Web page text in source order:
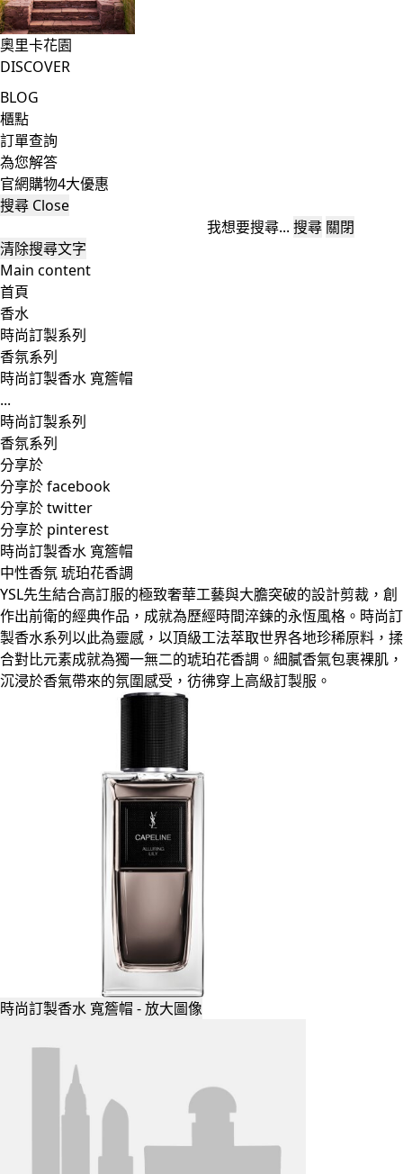
奧里卡花園
DISCOVER
BLOG
櫃點
訂單查詢
為您解答
官網購物4大優惠
搜尋 Close
我想要搜尋... 搜尋 關閉
清除搜尋文字
Main content
首頁
香水
時尚訂製系列
香氛系列
時尚訂製香水 寬簷帽
...
時尚訂製系列
香氛系列
分享於
分享於 facebook
分享於 twitter
分享於 pinterest
時尚訂製香水 寬簷帽
中性香氛 琥珀花香調
YSL先生結合高訂服的極致奢華工藝與大膽突破的設計剪裁，創
作出前衛的經典作品，成就為歷經時間淬鍊的永恆風格。時尚訂
製香水系列以此為靈感，以頂級工法萃取世界各地珍稀原料，揉
合對比元素成就為獨一無二的琥珀花香調。細膩香氣包裹裸肌，
沉浸於香氣帶來的氛圍感受，彷彿穿上高級訂製服。
時尚訂製香水 寬簷帽 - 放大圖像